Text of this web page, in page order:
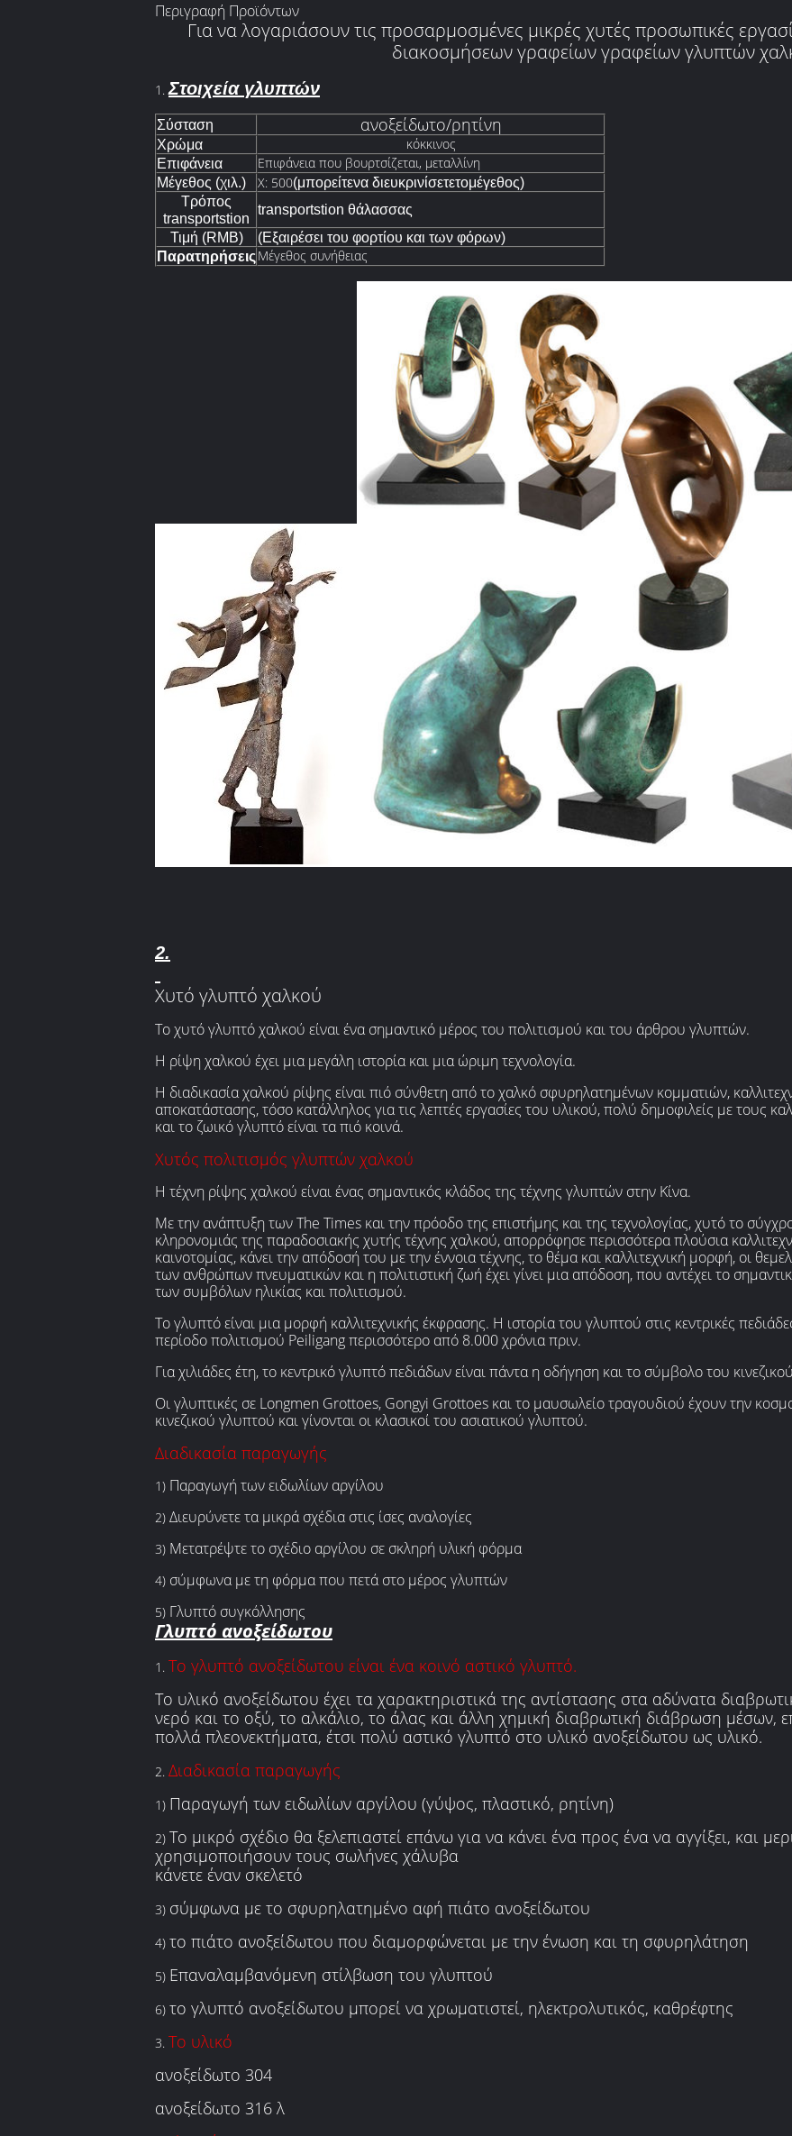
Περιγραφή Προϊόντων
Για να λογαριάσουν τις προσαρμοσμένες μικρές χυτές προσωπικές
διακοσμήσεων γραφείων γραφείων γλυπτών
1.Στοιχεία γλυπτών
Σύσταση ανοξείδωτο/ρητίνη
Χρώμα κόκκινος
Επιφάνεια Επιφάνεια που βουρτσίζεται, μεταλλίνη
Μέγεθος (χιλ.) Χ: 500(μπορείτενα διευκρινίσετετομέγεθος)
Τρόπος
transportstion
transportstion θάλασσας
Τιμή (RMB)
(Εξαιρέσει του φορτίου και των φόρων)
ΠαρατηρήσειςΜέγεθος συνήθειας
2.
Χυτό γλυπτό χαλκού
Το χυτό γλυπτό χαλκού είναι ένα σημαντικό μέρος του πολιτισμού και του άρθρου γλυπτών.
Η ρίψη χαλκού έχει μια μεγάλη ιστορία και μια ώριμη τεχνολογία.
Η διαδικασία χαλκού ρίψης είναι πιό σύνθετη από το χαλκό σφυρηλατημένων κομματιών,
αποκατάστασης, τόσο κατάλληλος για τις λεπτές εργασίες του υλικού, πολύ δημοφιλείς με τους
και το ζωικό γλυπτό είναι τα πιό κοινά.
Χυτός πολιτισμός γλυπτών χαλκού
Η τέχνη ρίψης χαλκού είναι ένας σημαντικός κλάδος της τέχνης γλυπτών στην Κίνα.
Με την ανάπτυξη των The Times και την πρόοδο της επιστήμης και της τεχνολογίας, χυτό το
κληρονομιάς της παραδοσιακής χυτής τέχνης χαλκού, απορρόφησε περισσότερα πλούσια
καινοτομίας, κάνει την απόδοσή του με την έννοια τέχνης, το θέμα και καλλιτεχνική μορφή, οι
των ανθρώπων πνευματικών και η πολιτιστική ζωή έχει γίνει μια απόδοση, που αντέχει το
των συμβόλων ηλικίας και πολιτισμού.
Το γλυπτό είναι μια μορφή καλλιτεχνικής έκφρασης. Η ιστορία του γλυπτού στις κεντρικές
περίοδο πολιτισμού Peiligang περισσότερο από 8.000 χρόνια πριν.
Για χιλιάδες έτη, το κεντρικό γλυπτό πεδιάδων είναι πάντα η οδήγηση και το σύμβολο του
Οι γλυπτικές σε Longmen Grottoes, Gongyi Grottoes και το μαυσωλείο τραγουδιού έχουν την
κινεζικού γλυπτού και γίνονται οι κλασικοί του ασιατικού γλυπτού.
Διαδικασία παραγωγής
1) Παραγωγή των ειδωλίων αργίλου
2) Διευρύνετε τα μικρά σχέδια στις ίσες αναλογίες
3) Μετατρέψτε το σχέδιο αργίλου σε σκληρή υλική φόρμα
4) σύμφωνα με τη φόρμα που πετά στο μέρος γλυπτών
5) Γλυπτό συγκόλλησης
Γλυπτό ανοξείδωτου
1. Το γλυπτό ανοξείδωτου είναι ένα κοινό αστικό γλυπτό.
Το υλικό ανοξείδωτου έχει τα χαρακτηριστικά της αντίστασης στα αδύνατα
νερό και το οξύ, το αλκάλιο, το άλας και άλλη χημική διαβρωτική διάβρωση μέσων,
πολλά πλεονεκτήματα, έτσι πολύ αστικό γλυπτό στο υλικό ανοξείδωτου ως υλικό.
2. Διαδικασία παραγωγής
1) Παραγωγή των ειδωλίων αργίλου (γύψος, πλαστικό, ρητίνη)
2) Το μικρό σχέδιο θα ξελεπιαστεί επάνω για να κάνει ένα προς ένα να αγγίξει, και
χρησιμοποιήσουν τους σωλήνες χάλυβα
κάνετε έναν σκελετό
3) σύμφωνα με το σφυρηλατημένο αφή πιάτο ανοξείδωτου
4) το πιάτο ανοξείδωτου που διαμορφώνεται με την ένωση και τη σφυρηλάτηση
5) Επαναλαμβανόμενη στίλβωση του γλυπτού
6) το γλυπτό ανοξείδωτου μπορεί να χρωματιστεί, ηλεκτρολυτικός, καθρέφτης
3. Το υλικό
ανοξείδωτο 304
ανοξείδωτο 316 λ